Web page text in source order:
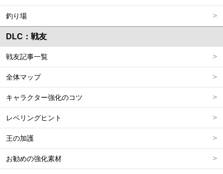
釣り場
DLC：戦友
戦友記事一覧
全体マップ
キャラクター強化のコツ
レベリングヒント
王の加護
お勧めの強化素材